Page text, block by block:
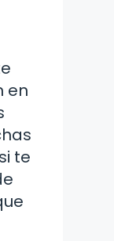
en
te